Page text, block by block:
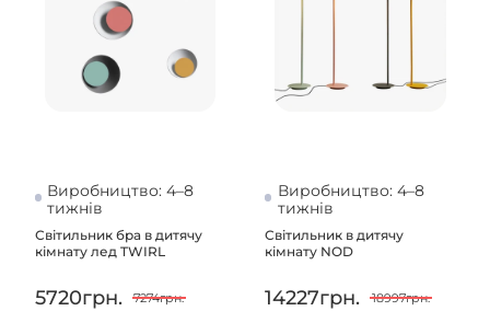
Виробництво: 4–8
тижнів
Світильник бра в дитячу
кімнату лед TWIRL
5720грн. 7274грн.
Виробництво: 4–8
тижнів
Світильник в дитячу
кімнату NOD
14227грн. 18997грн.